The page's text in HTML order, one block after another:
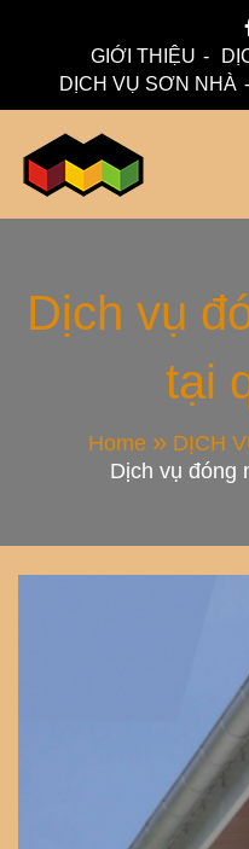
GIỚI THIỆU
DỊCH VỤ SƠN NHÀ
Thi
Máng
Nghiệp
Đẹp
Dịch vụ
tại
Home
DỊCH
Dịch vụ đóng